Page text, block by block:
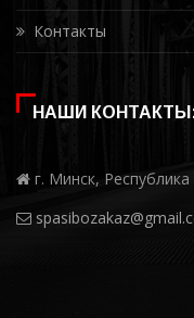
Контакты
НАШИ
г. Минск, Республика